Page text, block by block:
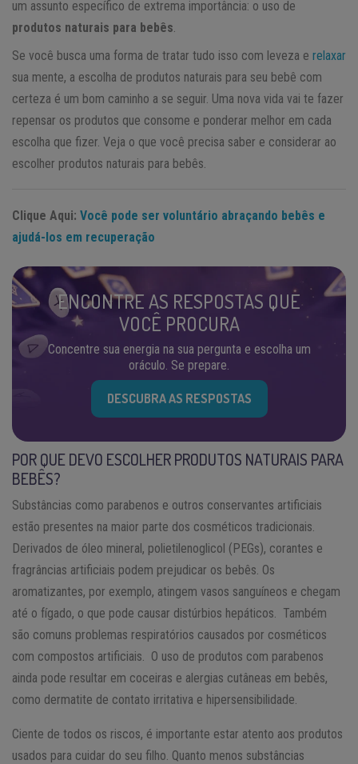
um assunto específico de extrema importância: o uso de
produtos naturais para bebês
Se você busca uma forma de tratar tudo isso com leveza e relaxar
sua mente, a escolha de produtos naturais para seu bebê com
certeza é um bom caminho a se seguir. Uma nova vida vai te fazer
repensar os produtos que consome e ponderar melhor em cada
escolha que fizer. Veja o que você precisa saber e considerar ao
escolher produtos naturais para bebês.
Clique Aqui: Você pode ser voluntário abraçando bebês e
ajudá-los em recuperação
ENCONTRE AS RESPOSTAS QUE
VOCÊ PROCURA
Concentre sua energia na sua pergunta e escolha um
oráculo. Se prepare.
DESCUBRA AS RESPOSTAS
POR QUE DEVO ESCOLHER PRODUTOS NATURAIS PARA
BEBÊS?
Substâncias como parabenos e outros conservantes artificiais
estão presentes na maior parte dos cosméticos tradicionais.
Derivados de óleo mineral, polietilenoglicol (PEGs), corantes e
fragrâncias artificiais podem prejudicar os bebês. Os
aromatizantes, por exemplo, atingem vasos sanguíneos e chegam
até o fígado, o que pode causar distúrbios hepáticos. Também
são comuns problemas respiratórios causados por cosméticos
com compostos artificiais. O uso de produtos com parabenos
ainda pode resultar em coceiras e alergias cutâneas em bebês,
como dermatite de contato irritativa e hipersensibilidade.
Ciente de todos os riscos, é importante estar atento aos produtos
usados para cuidar do seu filho. Quanto menos substâncias